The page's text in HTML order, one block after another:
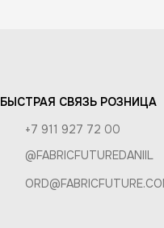
БЫСТРАЯ СВЯЗЬ РОЗНИЦА
+7 911 927 72 00
@FABRICFUTUREDANIIL